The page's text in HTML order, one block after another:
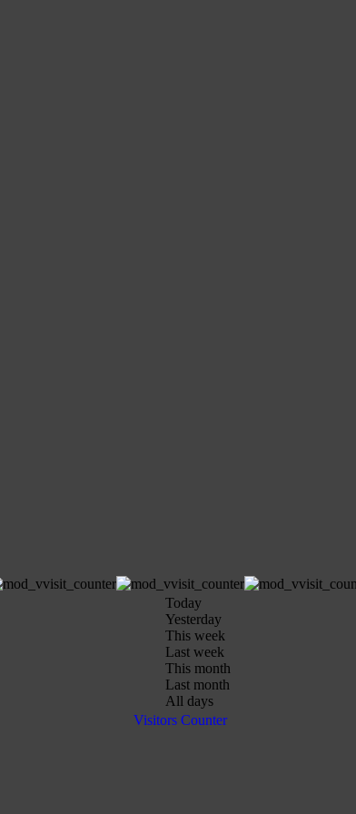
Today
Yesterday
This week
Last week
This month
Last month
All days
Visitors Counter